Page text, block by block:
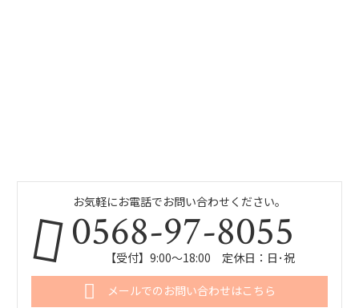
お気軽にお電話でお問い合わせください。
0568-97-8055
【受付】9:00～18:00 定休日：日･祝
メールでのお問い合わせはこちら